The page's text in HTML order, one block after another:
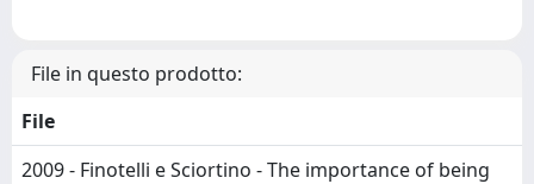
File in questo prodotto:
File
2009 - Finotelli e Sciortino - The importance of being